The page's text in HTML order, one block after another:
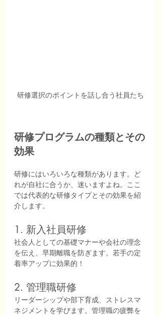
研修選択のポイントを話し合う社員たち
研修プログラムの種類とその
効果
研修にはいろいろな種類があります。ど
れが自社に合うか、迷いますよね。ここ
では代表的な研修タイプとその効果を紹
介します。
1. 新入社員研修
社会人としての基礎マナーや会社の理念
を伝え、早期離職を防ぎます。若手の定
着率アップに効果的！
2. 管理職研修
リーダーシップや部下育成、ストレスマ
ネジメントを学びます。管理職の疲弊を